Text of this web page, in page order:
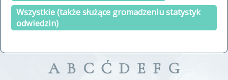
Wszystkie (także służące gromadzeniu statystyk
odwiedzin)
a fronte
a tergo
A B C Ć D E F G